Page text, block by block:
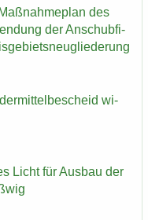
des
der An­schub­fi­
wi­
Licht für Aus­bau der